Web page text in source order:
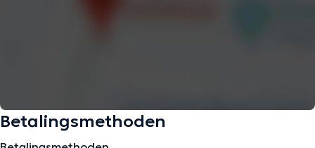
Betalingsmethoden